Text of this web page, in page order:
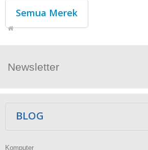
Semua Merek
Newsletter
BLOG
Komputer